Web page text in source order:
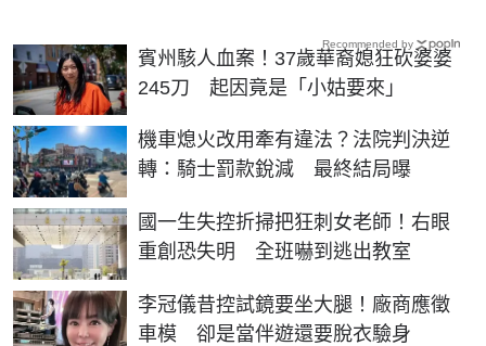
賓州駭人血案！37歲華裔媳狂砍婆婆
245刀 起因竟是「小姑要來」
機車熄火改用牽有違法？法院判決逆
轉：騎士罰款銳減 最終結局曝
國一生失控折掃把狂刺女老師！右眼
重創恐失明 全班嚇到逃出教室
李冠儀昔控試鏡要坐大腿！廠商應徵
車模 卻是當伴遊還要脫衣驗身
Recommended by